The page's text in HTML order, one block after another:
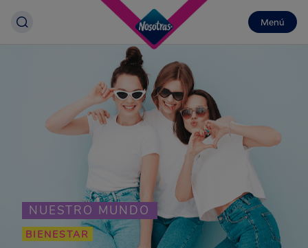
Menú
NUESTRO MUNDO
BIENESTAR